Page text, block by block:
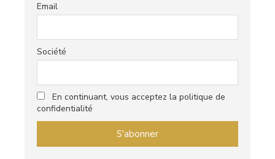
Email
Société
En continuant, vous acceptez la politique de
confidentialité